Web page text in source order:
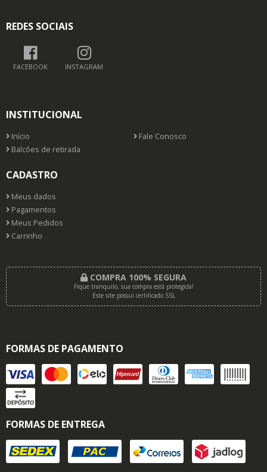
REDES SOCIAIS
FACEBOOK INSTAGRAM
INSTITUCIONAL
Início
Fale Conosco
Balcões de retirada
CADASTRO
Meus dados
Pagamentos
Meus Pedidos
Carrinho
COMPRA 100% SEGURA
Fique tranquilo, sua compra está protegida!
Este site possui certificado SSL
FORMAS DE PAGAMENTO
FORMAS DE ENTREGA